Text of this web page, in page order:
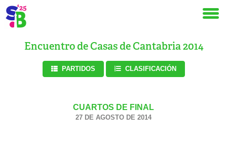
Encuentro de Casas de Cantabria 2014
PARTIDOS CLASIFICACIÓN
CUARTOS DE FINAL
27 DE AGOSTO DE 2014